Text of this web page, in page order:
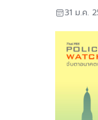
31 ม.ค.